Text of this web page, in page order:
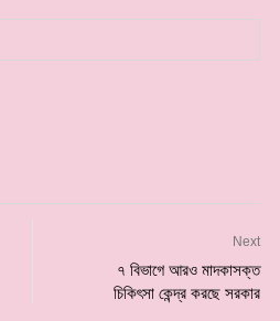
Next
৭ বিভাগে আরও মাদকাসক্ত
চিকিৎসা কেন্দ্র করছে সরকার